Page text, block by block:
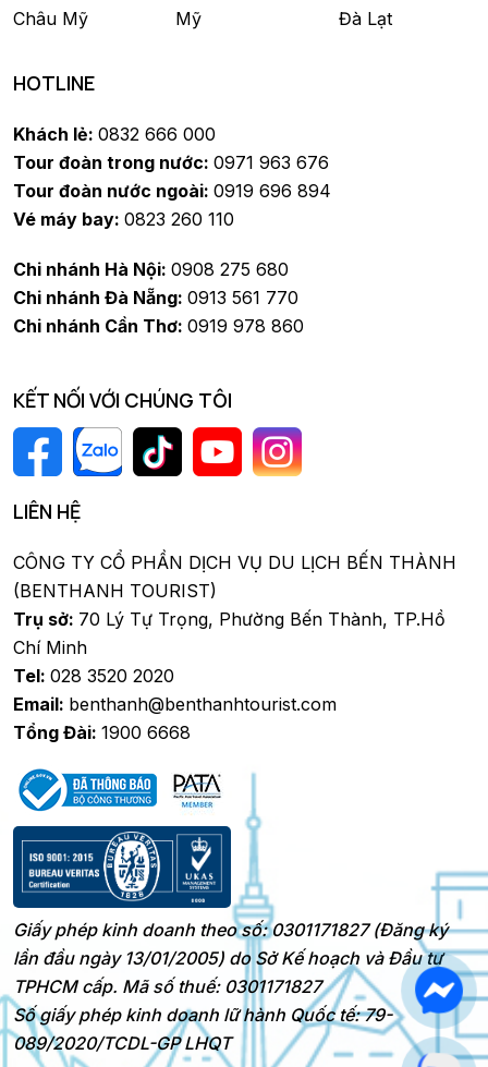
Châu Mỹ
Mỹ
Đà Lạt
HOTLINE
Khách lẻ: 0832 666 000
Tour đoàn trong nước: 0971 963 676
Tour đoàn nước ngoài: 0919 696 894
Vé máy bay: 0823 260 110
Chi nhánh Hà Nội: 0908 275 680
Chi nhánh Đà Nẵng: 0913 561 770
Chi nhánh Cần Thơ: 0919 978 860
KẾT NỐI VỚI CHÚNG TÔI
LIÊN HỆ
CÔNG TY CỔ PHẦN DỊCH VỤ DU LỊCH BẾN THÀNH
(BENTHANH TOURIST)
Trụ sở: 70 Lý Tự Trọng, Phường Bến Thành, TP.Hồ
Chí Minh
Tel: 028 3520 2020
Email: benthanh@benthanhtourist.com
Tổng Đài: 1900 6668
Giấy phép kinh doanh theo số: 0301171827 (Đăng ký
lần đầu ngày 13/01/2005) do Sở Kế hoạch và Đầu tư
TPHCM cấp. Mã số thuế: 0301171827
Số giấy phép kinh doanh lữ hành Quốc tế: 79-
089/2020/TCDL-GP LHQT